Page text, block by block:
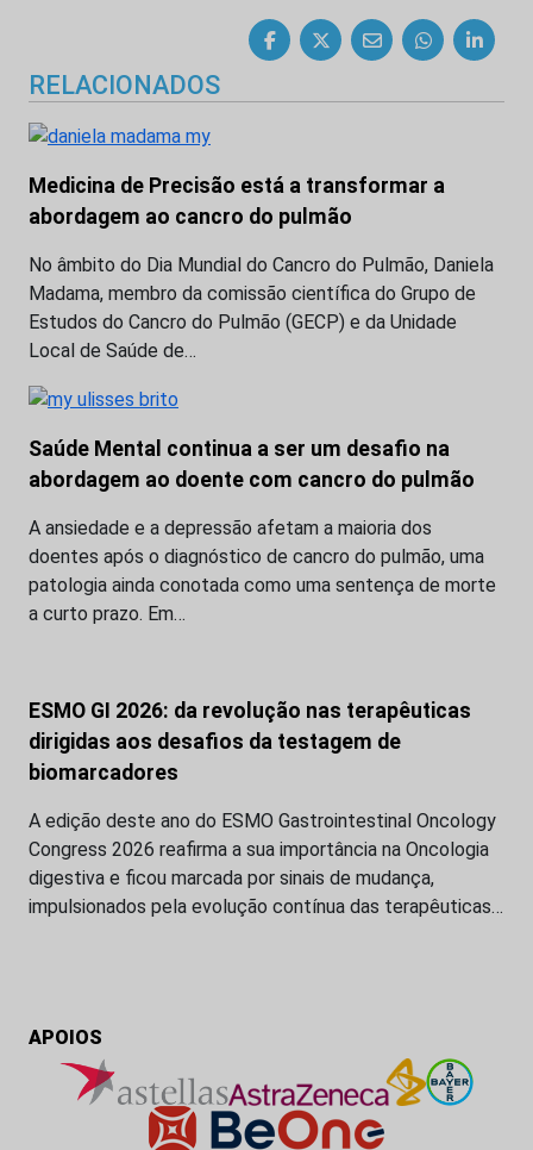
RELACIONADOS
Medicina de Precisão está a transformar a
abordagem ao cancro do pulmão
No âmbito do Dia Mundial do Cancro do Pulmão, Daniela
Madama, membro da comissão científica do Grupo de
Estudos do Cancro do Pulmão (GECP) e da Unidade
Local de Saúde de…
Saúde Mental continua a ser um desafio na
abordagem ao doente com cancro do pulmão
A ansiedade e a depressão afetam a maioria dos
doentes após o diagnóstico de cancro do pulmão, uma
patologia ainda conotada como uma sentença de morte
a curto prazo. Em…
ESMO GI 2026: da revolução nas terapêuticas
dirigidas aos desafios da testagem de
biomarcadores
A edição deste ano do ESMO Gastrointestinal Oncology
Congress 2026 reafirma a sua importância na Oncologia
digestiva e ficou marcada por sinais de mudança,
impulsionados pela evolução contínua das terapêuticas…
APOIOS